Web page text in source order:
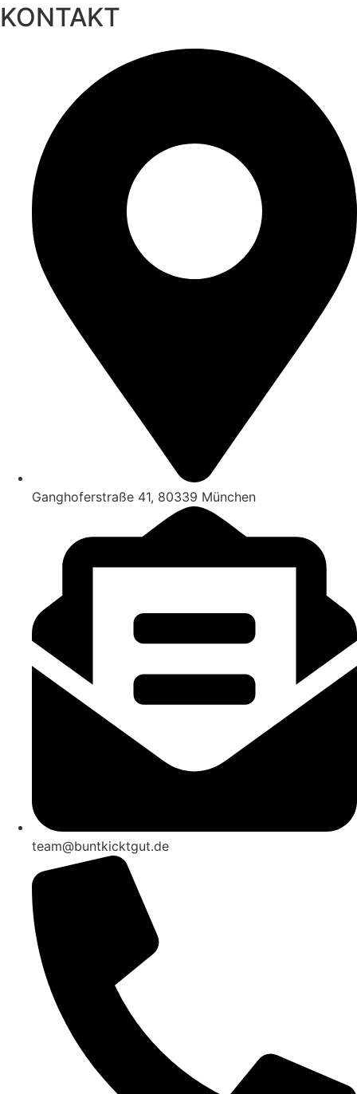
KONTAKT
Ganghoferstraße 41, 80339 München
team@buntkicktgut.de